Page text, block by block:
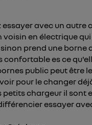
essayer avec un autre
voisin en électrique
prend une borne
confortable es ce
public peut être
pour le changer
chargeur il sont
essayer
d'information sur les
personnelles d'Utiq.